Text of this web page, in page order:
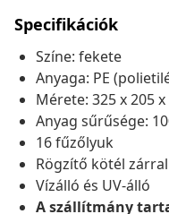
Specifikációk
Színe: fekete
Anyaga: PE
Mérete: 325 x 205
Anyag sűrűsége:
16 fűzőlyuk
Rögzítő kötél zárral
Vízálló és UV-álló
A szállítmány